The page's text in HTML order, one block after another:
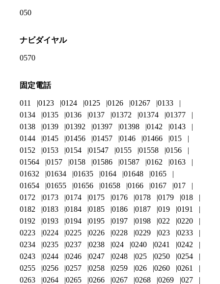
050
ナビダイヤル
0570
固定電話
011 0123 0124 0125 0126 01267
0133
0134
0135 0136 0137 01372 01374
01377
0138
0139 01392 01397 01398 0142
0143
0144
0145 01456 01457 0146 01466
015
0152
0153 0154 01547 0155 01558
0156
01564
0157 0158 01586 01587 0162
0163
01632
01634 01635 0164 01648
0165
01654
01655 01656 01658 0166 0167
017
0172
0173 0174 0175 0176 0178 0179
018
0182
0183 0184 0185 0186 0187 019
0191
0192
0193 0194 0195 0197 0198 022
0220
0223
0224 0225 0226 0228 0229 023
0233
0234
0235 0237 0238 024 0240 0241
0242
0243
0244 0246 0247 0248 025 0250
0254
0255
0256 0257 0258 0259 026 0260
0261
0263
0264 0265 0266 0267 0268 0269 027